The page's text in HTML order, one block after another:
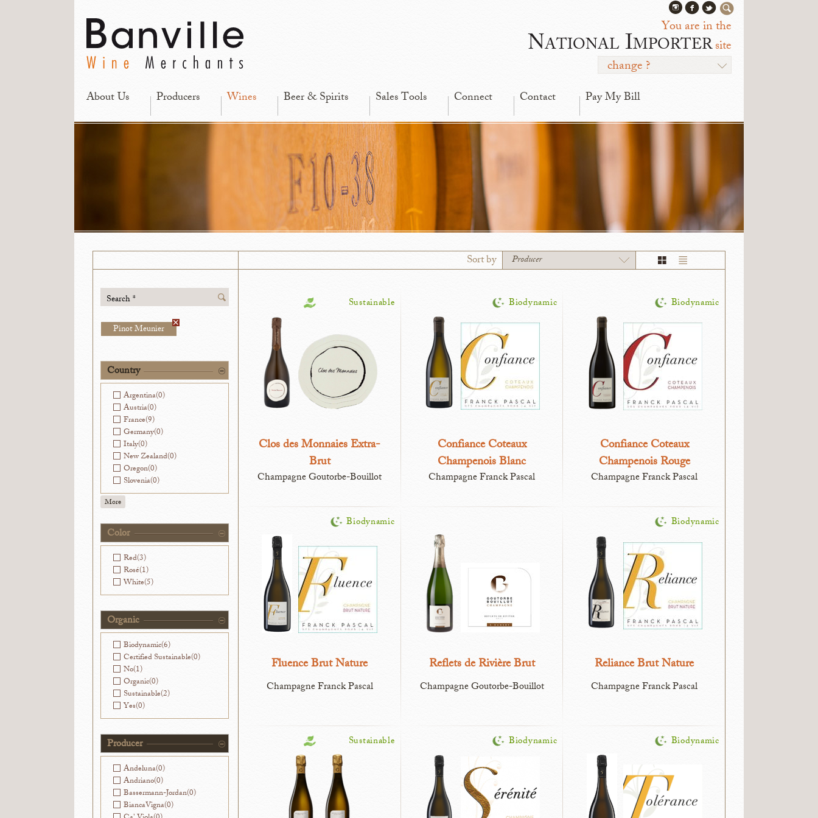
You are in the
National Importersite
change ?
About Us Producers Wines Beer & Spirits Sales Tools Connect Contact Pay My Bill
Sort by Producer
Search *
Pinot Meunier
Country
Argentina(0)
Austria(0)
France(9)
Germany(0)
Italy(0)
New Zealand(0)
Oregon(0)
Slovenia(0)
More
Color
Red(3)
Rosé(1)
White(5)
Organic
Biodynamic(6)
Certified Sustainable(0)
No(1)
Organic(0)
Sustainable(2)
Yes(0)
Producer
Andeluna(0)
Andriano(0)
Bassermann-Jordan(0)
BiancaVigna(0)
Sustainable
Clos des Monnaies Extra-
Brut
Champagne Goutorbe-Bouillot
Biodynamic
Confiance Coteaux
Champenois Blanc
Champagne Franck Pascal
Biodynamic
Confiance Coteaux
Champenois Rouge
Champagne Franck Pascal
Biodynamic
Fluence Brut Nature
Champagne Franck Pascal
Reflets de Rivière Brut
Champagne Goutorbe-Bouillot
Biodynamic
Reliance Brut Nature
Champagne Franck Pascal
Sustainable Biodynamic Biodynamic